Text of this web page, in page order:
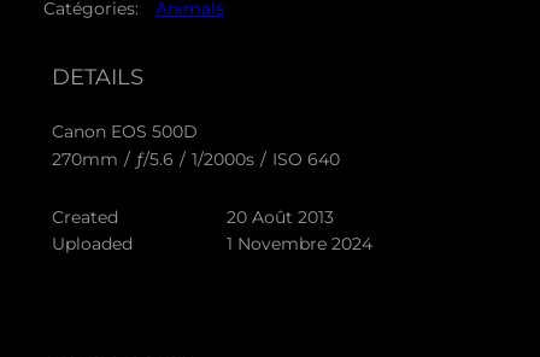
Catégories:
Animals
DETAILS
Canon EOS 500D
270mm / ƒ/5.6 / 1/2000s / ISO 640
Created
20 Août 2013
Uploaded
1 Novembre 2024